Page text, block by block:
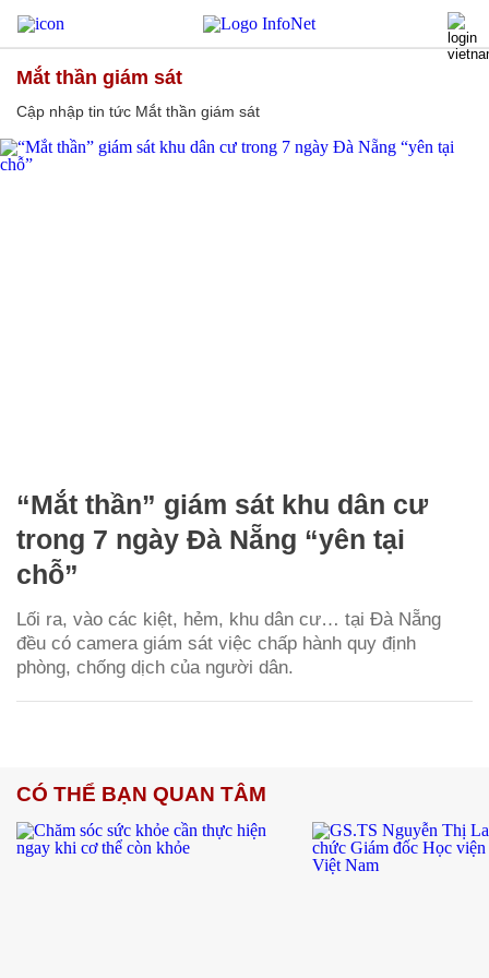
Mắt thần giám sát
Cập nhập tin tức Mắt thần giám sát
“Mắt thần” giám sát khu dân cư
trong 7 ngày Đà Nẵng “yên tại
chỗ”
Lối ra, vào các kiệt, hẻm, khu dân cư… tại Đà Nẵng
đều có camera giám sát việc chấp hành quy định
phòng, chống dịch của người dân.
CÓ THỂ BẠN QUAN TÂM